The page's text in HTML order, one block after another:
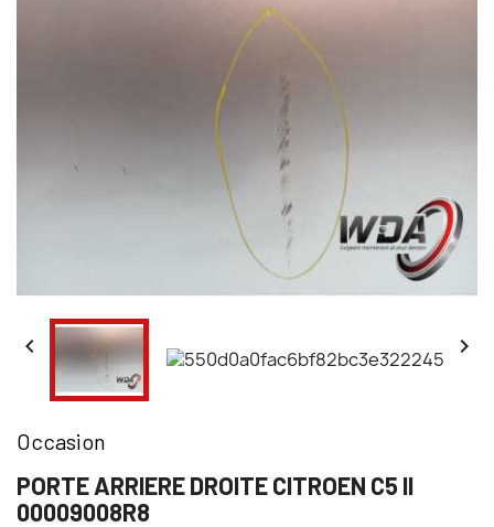
 
Occasion
PORTE ARRIERE DROITE CITROEN C5 II
00009008R8